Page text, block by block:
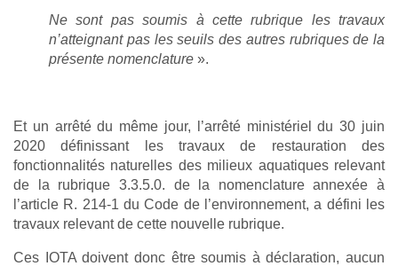
Ne sont pas soumis à cette rubrique les travaux
n’atteignant pas les seuils des autres rubriques de la
présente nomenclature ».
Et un arrêté du même jour, l’arrêté ministériel du 30 juin
2020 définissant les travaux de restauration des
fonctionnalités naturelles des milieux aquatiques relevant
de la rubrique 3.3.5.0. de la nomenclature annexée à
l’article R. 214-1 du Code de l’environnement, a défini les
travaux relevant de cette nouvelle rubrique.
Ces IOTA doivent donc être soumis à déclaration, aucun